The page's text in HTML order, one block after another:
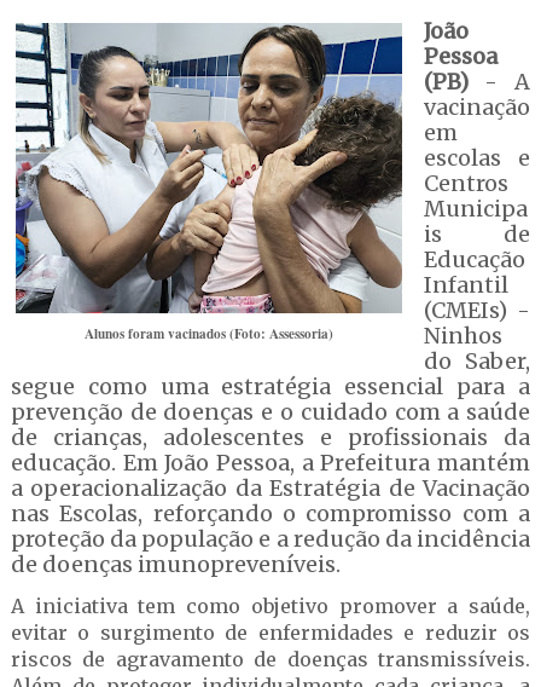
Alunos foram vacinados (Foto: Assessoria)
João
Pessoa
(PB)- A
vacinação
em
escolas e
Centros
Municipa
is de
Educação
Infantil
(CMEIs) -
Ninhos
do Saber,
segue como uma estratégia essencial para a
prevenção de doenças e o cuidado com a saúde
de crianças, adolescentes e profissionais da
educação. Em João Pessoa, a Prefeitura mantém
a operacionalização da Estratégia de Vacinação
nas Escolas, reforçando o compromisso com a
proteção da população e a redução da incidência
de doenças imunopreveníveis.
A iniciativa tem como objetivo promover a saúde,
evitar o surgimento de enfermidades e reduzir os
riscos de agravamento de doenças transmissíveis.